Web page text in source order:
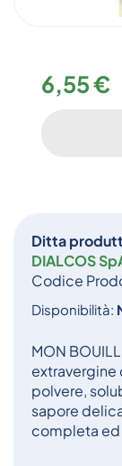
Ditta
DIALCOS
Codice
Disponibilità:
MON
extravergine
polvere,
sapore
completa ed
6,55 €